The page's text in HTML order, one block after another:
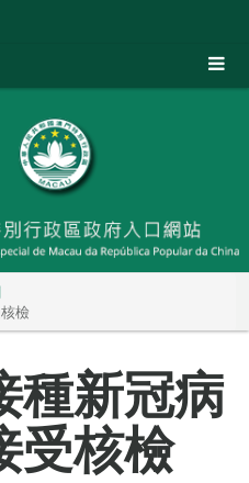
檢
種新冠病
受核檢